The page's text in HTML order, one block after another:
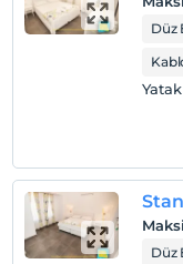
Otel koşulları
En erken saat
Evcil Hayvan
Evcil hayvan
Sigara
Düz
Düz